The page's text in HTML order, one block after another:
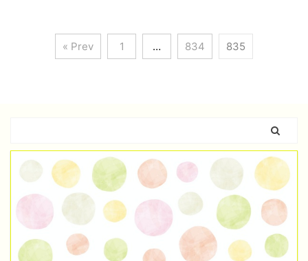
« Prev 1 … 834 835